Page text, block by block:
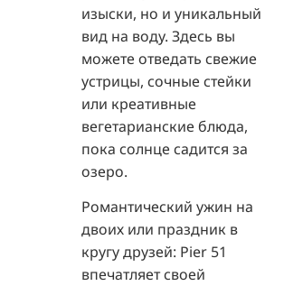
изыски, но и уникальный
вид на воду. Здесь вы
можете отведать свежие
устрицы, сочные стейки
или креативные
вегетарианские блюда,
пока солнце садится за
озеро.
Романтический ужин на
двоих или праздник в
кругу друзей: Pier 51
впечатляет своей